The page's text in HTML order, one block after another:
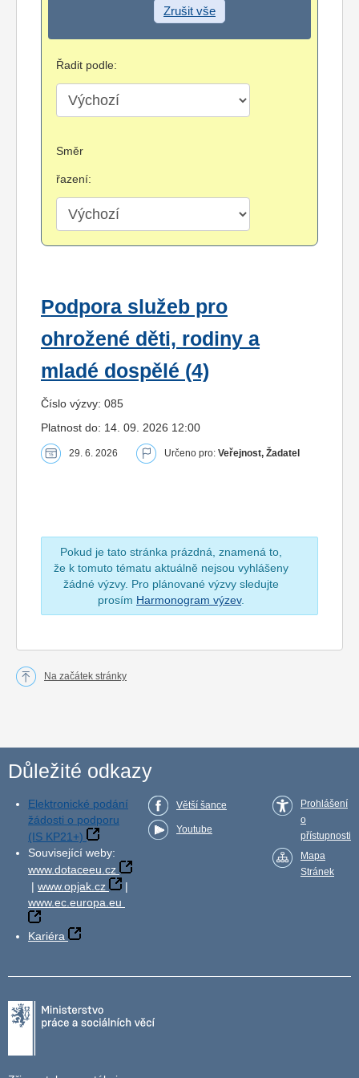
Zrušit vše
Řadit podle:
Směr
řazení:
Podpora služeb pro
ohrožené děti, rodiny a
mladé dospělé (4)
Číslo výzvy: 085
Platnost do: 14. 09. 2026 12:00
29. 6. 2026 Určeno pro: Veřejnost, Žadatel
Pokud je tato stránka prázdná, znamená to,
že k tomuto tématu aktuálně nejsou vyhlášeny
žádné výzvy. Pro plánované výzvy sledujte
prosím Harmonogram výzev.
Na začátek stránky
Důležité odkazy
Elektronické podání
žádosti o podporu
(IS KP21+)
Související weby:
www.dotaceeu.cz
| www.opjak.cz
|
www.ec.europa.eu
Kariéra
Větší šance
Youtube
Prohlášení
o
přístupnosti
Mapa
Stránek